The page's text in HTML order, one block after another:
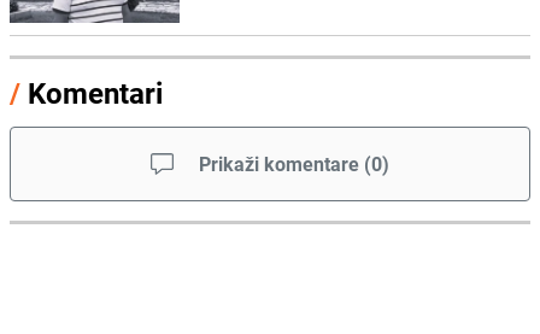
/ Komentari
Prikaži komentare (0)